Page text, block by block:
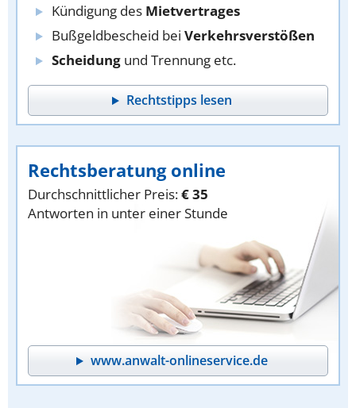
Kündigung des Mietvertrages
Bußgeldbescheid bei Verkehrsverstößen
Scheidung und Trennung etc.
Rechtstipps lesen
Rechtsberatung online
Durchschnittlicher Preis:€ 35
Antworten in unter einer Stunde
www.anwalt-onlineservice.de